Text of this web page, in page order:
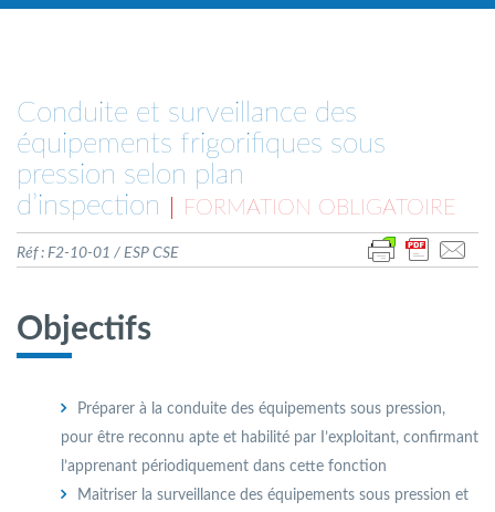
Conduite et surveillance des
équipements frigorifiques sous
pression selon plan
d’inspection
FORMATION OBLIGATOIRE
Réf : F2-10-01 / ESP CSE
Objectifs
Préparer à la conduite des équipements sous pression,
pour être reconnu apte et habilité par I’exploitant, confirmant
l’apprenant périodiquement dans cette fonction
Maitriser la surveillance des équipements sous pression et